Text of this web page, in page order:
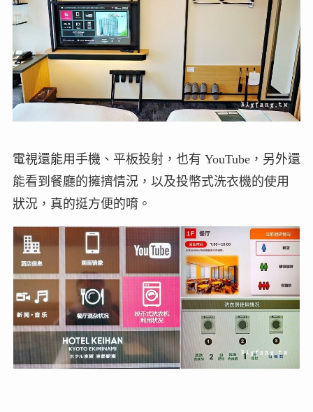
電視還能用手機、平板投射，也有 YouTube，另外還
能看到餐廳的擁擠情況，以及投幣式洗衣機的使用
狀況，真的挺方便的唷。